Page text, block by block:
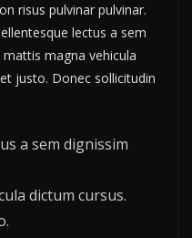
risus pulvinar pulvinar.
lectus a sem
magna vehicula
justo. Donec sollicitudin
a sem dignissim
dictum cursus.